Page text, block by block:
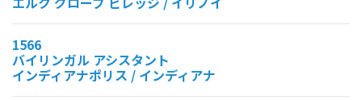
1566
バイリンガル アシスタント
インディアナポリス / インディアナ